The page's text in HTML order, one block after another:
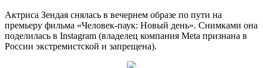
Актриса Зендая снялась в вечернем образе по пути на
премьеру фильма «Человек-паук: Новый день». Снимками она
поделилась в Instagram (владелец компания Meta признана в
России экстремистской и запрещена).